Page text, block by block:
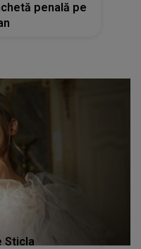
penală pe
Sticla